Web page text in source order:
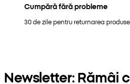
Cumpără fără probleme
30 de zile pentru returnarea
Newsletter: Rămâi